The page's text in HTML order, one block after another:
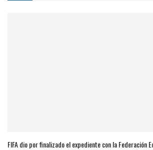
FIFA dio por finalizado el expediente con la Federación